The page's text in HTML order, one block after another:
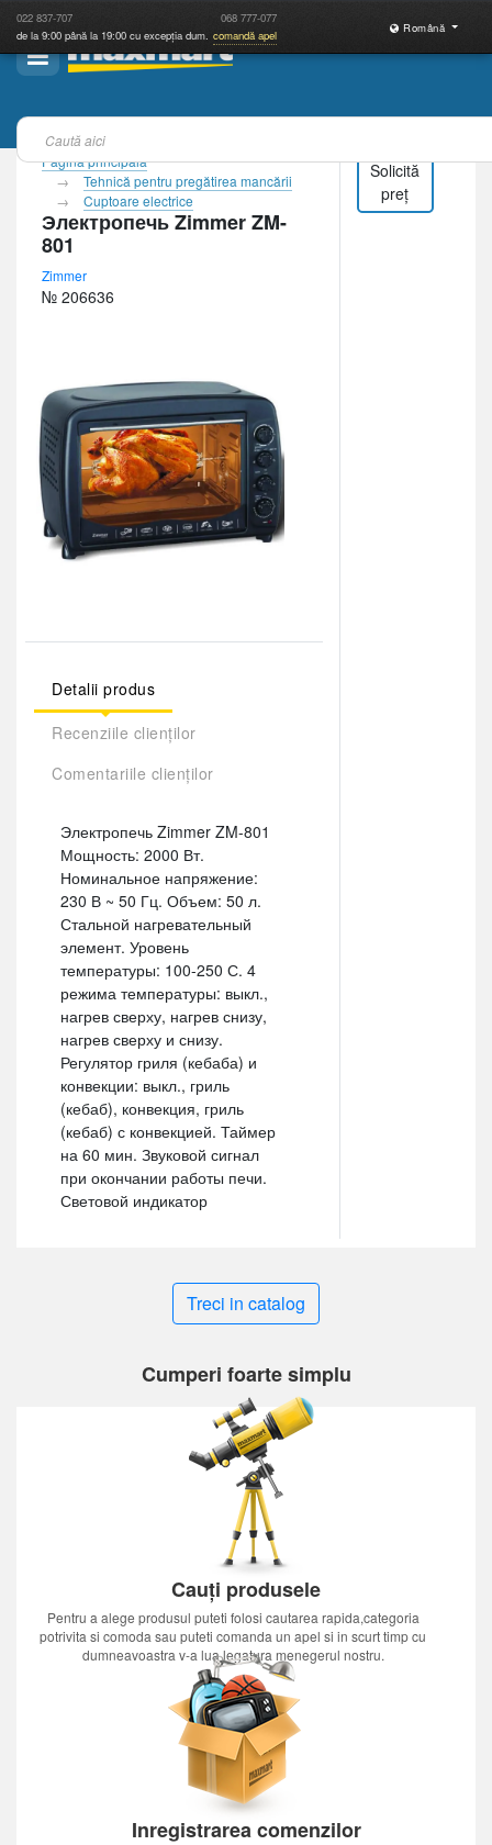
022 837-707 068 777-077
de la 9:00 până la 19:00 cu excepția dum. comandă apel
Română
Pagina principală
Tehnică pentru pregătirea mancării
Cuptoare electrice
Электропечь Zimmer ZM-
801
Zimmer
№ 206636
Detalii produs
Recenziile clienților
Comentariile clienților
Электропечь Zimmer ZM-801
Мощность: 2000 Вт.
Номинальное напряжение:
230 В ~ 50 Гц. Объем: 50 л.
Стальной нагревательный
элемент. Уровень
температуры: 100-250 С. 4
режима температуры: выкл.,
нагрев сверху, нагрев снизу,
нагрев сверху и снизу.
Регулятор гриля (кебаба) и
конвекции: выкл., гриль
(кебаб), конвекция, гриль
(кебаб) с конвекцией. Таймер
на 60 мин. Звуковой сигнал
при окончании работы печи.
Световой индикатор
Solicită
preț
Treci in catalog
Cumperi foarte simplu
Cauți produsele
Pentru a alege produsul puteti folosi cautarea rapida,categoria
potrivita si comoda sau puteti comanda un apel si in scurt timp cu
dumneavoastra v-a lua legatura menegerul nostru.
Inregistrarea comenzilor